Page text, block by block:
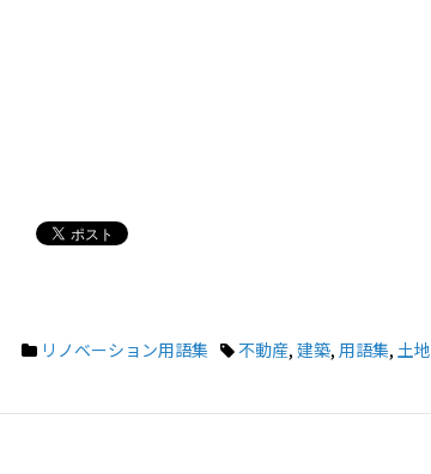
リノベーション用語集 不動産, 建築, 用語集, 土地